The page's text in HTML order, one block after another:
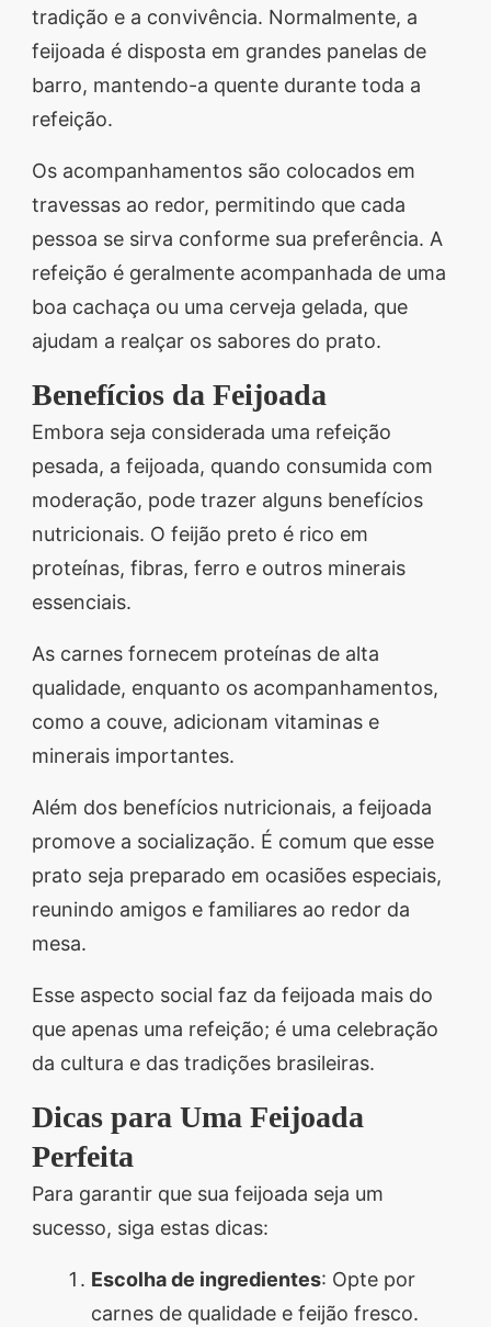
tradição e a convivência. Normalmente, a
feijoada é disposta em grandes panelas de
barro, mantendo-a quente durante toda a
refeição.
Os acompanhamentos são colocados em
travessas ao redor, permitindo que cada
pessoa se sirva conforme sua preferência. A
refeição é geralmente acompanhada de uma
boa cachaça ou uma cerveja gelada, que
ajudam a realçar os sabores do prato.
Benefícios da Feijoada
Embora seja considerada uma refeição
pesada, a feijoada, quando consumida com
moderação, pode trazer alguns benefícios
nutricionais. O feijão preto é rico em
proteínas, fibras, ferro e outros minerais
essenciais.
As carnes fornecem proteínas de alta
qualidade, enquanto os acompanhamentos,
como a couve, adicionam vitaminas e
minerais importantes.
Além dos benefícios nutricionais, a feijoada
promove a socialização. É comum que esse
prato seja preparado em ocasiões especiais,
reunindo amigos e familiares ao redor da
mesa.
Esse aspecto social faz da feijoada mais do
que apenas uma refeição; é uma celebração
da cultura e das tradições brasileiras.
Dicas para Uma Feijoada
Perfeita
Para garantir que sua feijoada seja um
sucesso, siga estas dicas:
Escolha de ingredientes: Opte por
carnes de qualidade e feijão fresco.